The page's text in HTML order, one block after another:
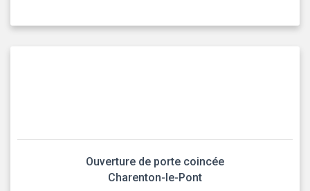
Ouverture de porte coincée
Charenton-le-Pont